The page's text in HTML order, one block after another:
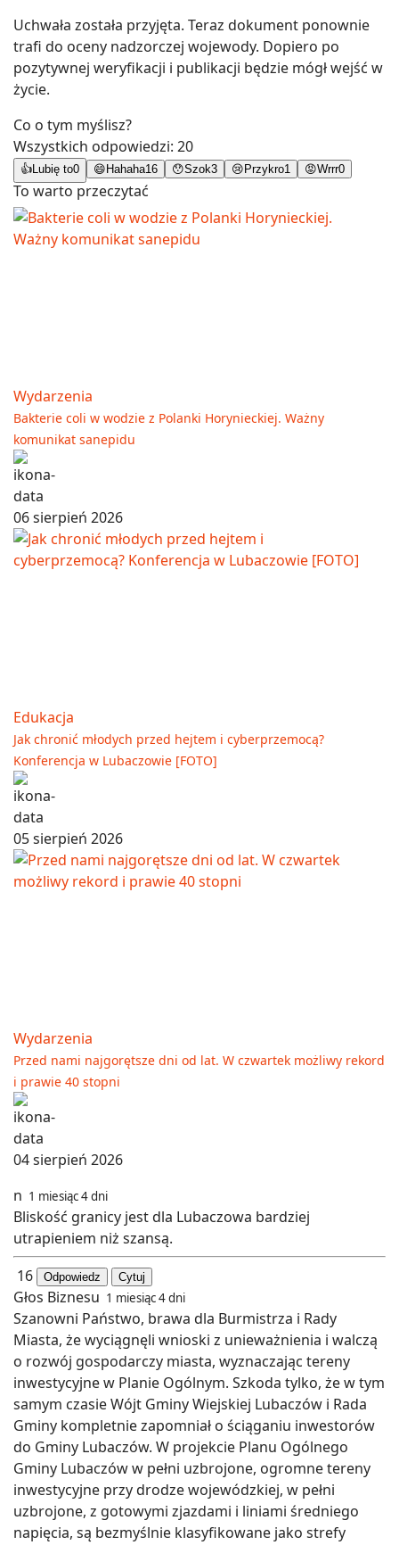
Uchwała została przyjęta. Teraz dokument ponownie
trafi do oceny nadzorczej wojewody. Dopiero po
pozytywnej weryfikacji i publikacji będzie mógł wejść w
życie.
Co o tym myślisz?
Wszystkich odpowiedzi: 20
👍 Lubię to0 😄 Hahaha16 😯Szok3 😢 Przykro1 😡Wrrr0
To warto przeczytać
Wydarzenia
Bakterie coli w wodzie z Polanki Horynieckiej. Ważny
komunikat sanepidu
06 sierpień 2026
Edukacja
Jak chronić młodych przed hejtem i cyberprzemocą?
Konferencja w Lubaczowie [FOTO]
05 sierpień 2026
Wydarzenia
Przed nami najgorętsze dni od lat. W czwartek możliwy rekord
i prawie 40 stopni
04 sierpień 2026
n 1 miesiąc 4 dni
Bliskość granicy jest dla Lubaczowa bardziej
utrapieniem niż szansą.
16
Odpowiedz Cytuj
Głos Biznesu 1 miesiąc 4 dni
Szanowni Państwo, brawa dla Burmistrza i Rady
Miasta, że wyciągnęli wnioski z unieważnienia i walczą
o rozwój gospodarczy miasta, wyznaczając tereny
inwestycyjne w Planie Ogólnym. Szkoda tylko, że w tym
samym czasie Wójt Gminy Wiejskiej Lubaczów i Rada
Gminy kompletnie zapomniał o ściąganiu inwestorów
do Gminy Lubaczów. W projekcie Planu Ogólnego
Gminy Lubaczów w pełni uzbrojone, ogromne tereny
inwestycyjne przy drodze wojewódzkiej, w pełni
uzbrojone, z gotowymi zjazdami i liniami średniego
napięcia, są bezmyślnie klasyfikowane jako strefy